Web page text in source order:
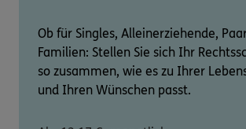
Ob für Singles, Alleinerziehende,
Familien: Stellen Sie sich Ihr
so zusammen, wie es zu Ihrer
und Ihren Wünschen passt.